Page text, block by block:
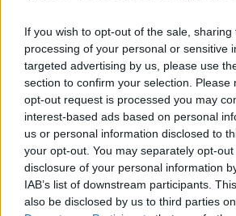
If you wish to opt-out of the sale,
processing of your personal or sensitive
targeted advertising by us, please use
section to confirm your selection. Please
opt-out request is processed you may
interest-based ads based on personal
us or personal information disclosed to
your opt-out. You may separately opt-
disclosure of your personal information
IAB’s list of downstream participants.
also be disclosed by us to third parties